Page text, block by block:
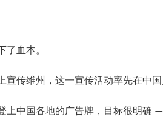
血本。
传维州，这一宣传活动率先在中国
上中国各地的广告牌，目标很明确